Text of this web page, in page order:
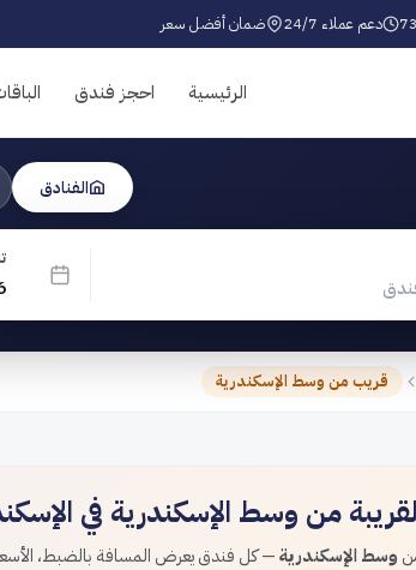
دعم عملاء 24/7 ضمان أفضل سعر
الرئيسية احجز فندق
الفنادق
قريب من وسط الإسكندرية
من وسط الإسكندرية في
وسط الإسكندرية— كل فندق يعرض المسافة بالضبط،